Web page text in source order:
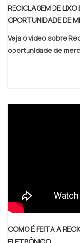
RECICLAGEM DE LIXO
OPORTUNIDADE DE
Veja o vídeo sobre
oportunidade de
COMO É FEITA A